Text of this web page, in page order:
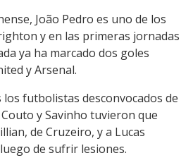
João Pedro es uno de los
y en las primeras jornadas
ya ha marcado dos goles
y Arsenal.
futbolistas desconvocados de
y Savinho tuvieron que
de Cruzeiro, y a Lucas
de sufrir lesiones.